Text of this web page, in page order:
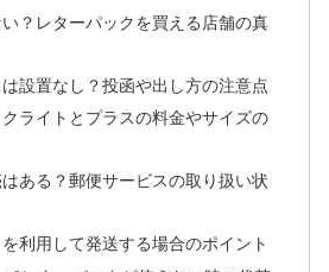
？レターパックを買える店舗の真
設置なし？投函や出し方の注意点
ライトとプラスの料金やサイズの
ある？郵便サービスの取り扱い状
利用して発送する場合のポイント